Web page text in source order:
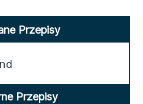
Przepisy
Przepisy